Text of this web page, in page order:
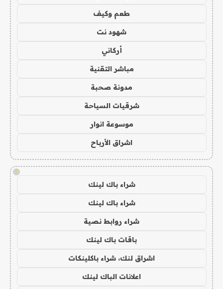
طعم وكيف
شهود نت
أركاني
مباشر التقنية
مدونة صحبة
شرقيات السياحة
موسوعة انوار
اشراق الأرباح
!
شراء باك لينك
شراء باك لينك
شراء روابط نصية
باقات باك لينك
اشراق لنك، شراء باكلينكات
اعلانات الباك لينك